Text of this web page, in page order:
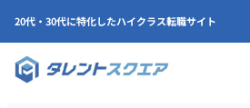
20代・30代に特化したハイクラス転職サイト